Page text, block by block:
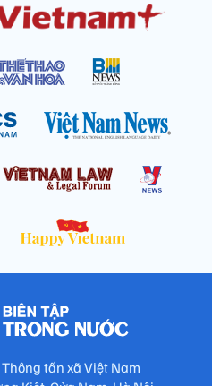
tấn xã Việt Nam